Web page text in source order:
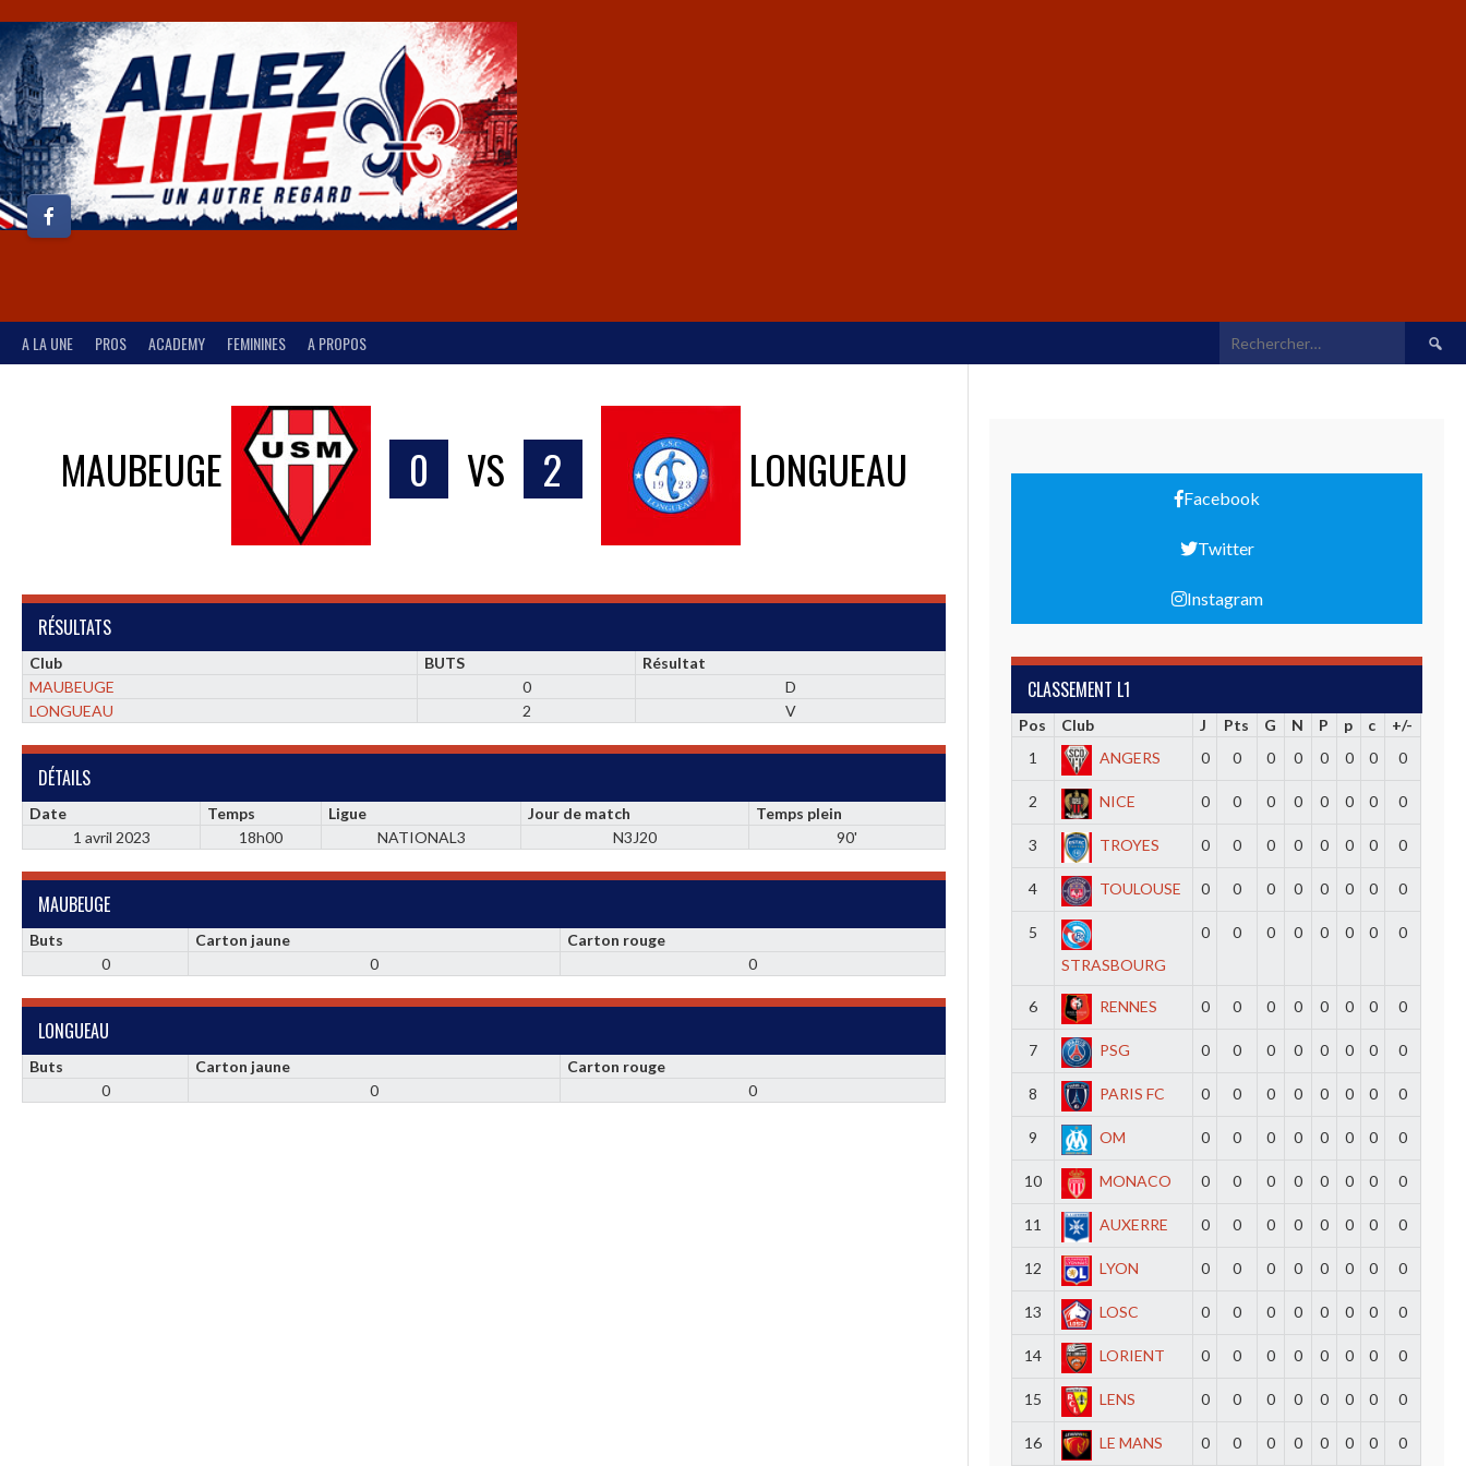
A LA UNE PROS ACADEMY FEMININES A PROPOS
MAUBEUGE 0 VS 2 LONGUEAU
RÉSULTATS
Club BUTS
Résultat
MAUBEUGE
0
D
LONGUEAU
2 V
DÉTAILS
Date Temps Ligue Jour de match
Temps plein
1 avril 2023
18h00 NATIONAL3 N3J20 90'
MAUBEUGE
Buts Carton jaune
Carton rouge
0
0 0
LONGUEAU
Buts Carton jaune
Carton rouge
0
0 0
Facebook
Twitter
Instagram
CLASSEMENT L1
Pos Club J Pts G N P p c
+/-
1
ANGERS 0 0 0 0 0 0 0 0
2 NICE 0 0 0 0 0 0 0 0
3 TROYES 0 0 0 0 0 0 0 0
4 TOULOUSE 0 0 0 0 0 0 0 0
5
STRASBOURG
0 0 0 0 0 0 0 0
6 RENNES 0 0 0 0 0 0 0 0
7 PSG 0 0 0 0 0 0 0 0
8 PARIS FC 0 0 0 0 0 0 0 0
9 OM 0 0 0 0 0 0 0 0
10 MONACO 0 0 0 0 0 0 0 0
11 AUXERRE 0 0 0 0 0 0 0 0
12 LYON 0 0 0 0 0 0 0 0
13 LOSC 0 0 0 0 0 0 0 0
14 LORIENT 0 0 0 0 0 0 0 0
15 LENS 0 0 0 0 0 0 0 0
16 LE MANS 0 0 0 0 0 0 0 0